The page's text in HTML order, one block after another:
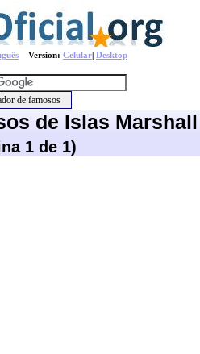
Version: Celular| Desktop
de Islas Marshall
1 de 1)